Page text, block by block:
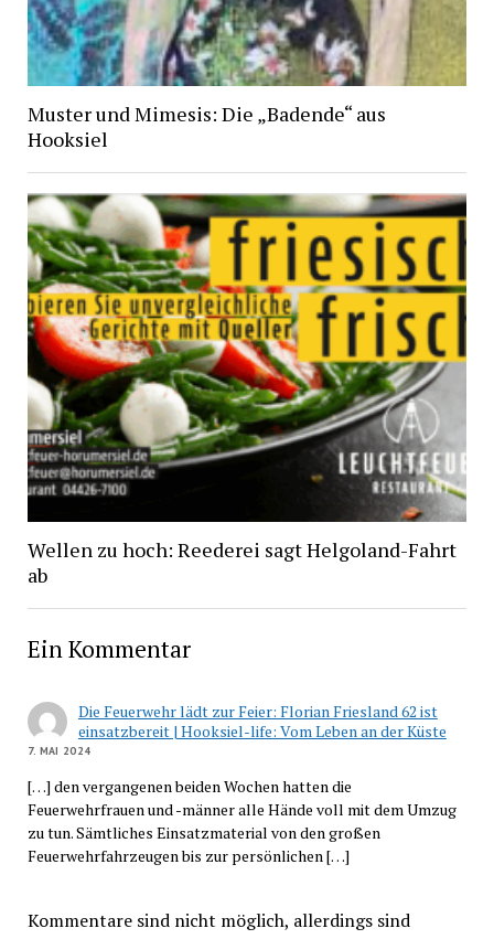
Muster und Mimesis: Die „Badende“ aus
Hooksiel
Wellen zu hoch: Reederei sagt Helgoland-Fahrt
ab
Ein Kommentar
Die Feuerwehr lädt zur Feier: Florian Friesland 62 ist
einsatzbereit | Hooksiel-life: Vom Leben an der Küste
7. MAI 2024
[…] den vergangenen beiden Wochen hatten die
Feuerwehrfrauen und -männer alle Hände voll mit dem Umzug
zu tun. Sämtliches Einsatzmaterial von den großen
Feuerwehrfahrzeugen bis zur persönlichen […]
Kommentare sind nicht möglich, allerdings sind